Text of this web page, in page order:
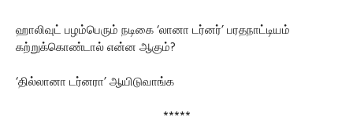
ஹாலிவுட் பழம்பெரும் நடிகை ‘லானா டர்னர்’ பரதநாட்டியம்
கற்றுக்கொண்டால் என்ன ஆகும்?
‘தில்லானா டர்னரா’ ஆயிடுவாங்க
*****